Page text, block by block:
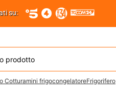
su:
Cotturamini frigocongelatoreFrigorifero